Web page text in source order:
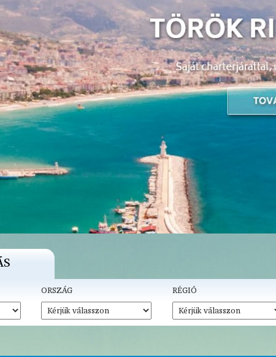
ORSZÁG RÉGIÓ